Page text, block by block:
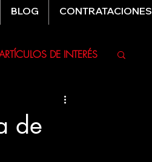
BLOG CONTRATACIONES
DE INTERÉS
de